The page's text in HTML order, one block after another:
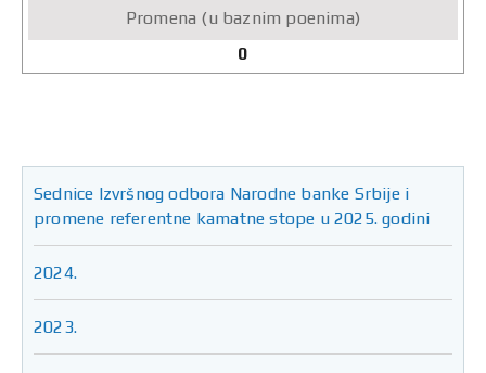
0
Sednice Izvršnog odbora Narodne banke Srbije i
promene referentne kamatne stope u 2025. godini
2024.
2023.